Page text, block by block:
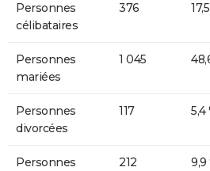
Personnes
célibataires
376
Personnes
mariées
1 045
Personnes
divorcées
117 5,4
Personnes
212 9,9